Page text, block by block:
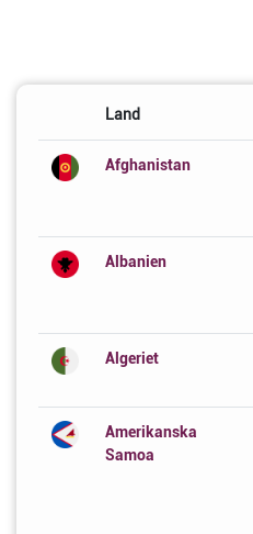
Land
Afghanistan
Albanien
Algeriet
Amerikanska
Samoa